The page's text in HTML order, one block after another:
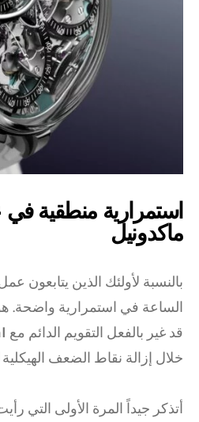
استمرارية منطقية
ماكدونيل
بالنسبة لأولئك الذين يتابعون
قد غير بالفعل التقويم الدائم مع
خلال إزالة نقاط الضعف الهيكلية
أتذكر جيداً المرة الأولى التي